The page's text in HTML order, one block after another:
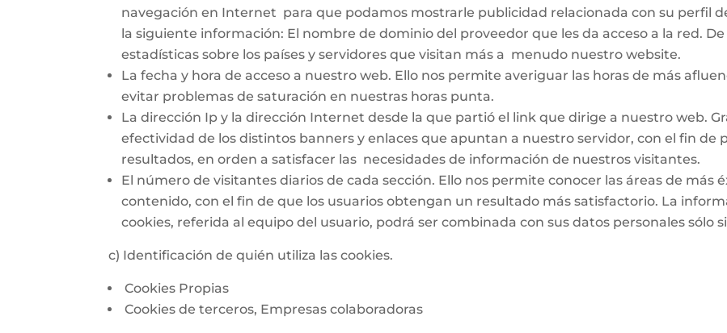
navegación en Internet para que podamos mostrarle publicidad relacionada con su perfil
la siguiente información: El nombre de dominio del proveedor que les da acceso a la red.
estadísticas sobre los países y servidores que visitan más a menudo nuestro website.
La fecha y hora de acceso a nuestro web. Ello nos permite averiguar las horas de más
evitar problemas de saturación en nuestras horas punta.
La dirección Ip y la dirección Internet desde la que partió el link que dirige a nuestro web.
efectividad de los distintos banners y enlaces que apuntan a nuestro servidor, con el fin de
resultados, en orden a satisfacer las necesidades de información de nuestros visitantes.
El número de visitantes diarios de cada sección. Ello nos permite conocer las áreas de más
contenido, con el fin de que los usuarios obtengan un resultado más satisfactorio. La
cookies, referida al equipo del usuario, podrá ser combinada con sus datos personales sólo
c) Identificación de quién utiliza las cookies.
Cookies Propias
Cookies de terceros, Empresas colaboradoras